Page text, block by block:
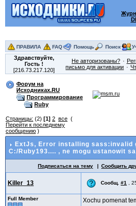
ПРАВИЛА FAQ Помощь Поиск
Здравствуйте,
Гость!
[216.73.217.120]
Не авторизованы?
письмо для активации
Форум на
Исходниках.RU
Программирование
Ruby
Страницы: (2) [1] 2 все (
Перейти к последнему
сообщению )
ExtJs, Error installing sass:invalid
C:/Ruby193.... , ne mogu ustanowit
Подписаться на тему Сообщить
Killer_13 Сообщ. #1 ,
Full Member
Xochu pomenat